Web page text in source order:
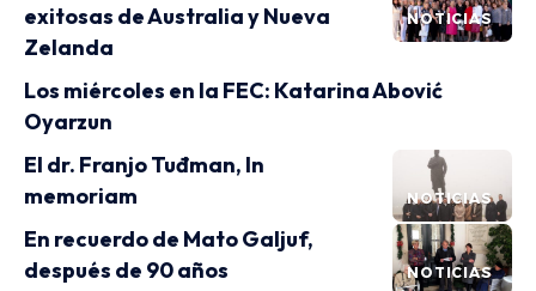
NOTICIAS
exitosas de Australia y Nueva
Zelanda
Los miércoles en la FEC: Katarina Abović
Oyarzun
NOTICIAS
El dr. Franjo Tuđman, In
memoriam
NOTICIAS
En recuerdo de Mato Galjuf,
después de 90 años